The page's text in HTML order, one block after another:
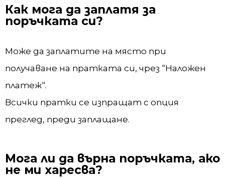
Как мога да заплатя за
поръчката си?
Може да заплатите на място при
получаване на пратката си, чрез “Наложен
платеж“.
Всички пратки се изпращат с опция
преглед, преди заплащане.
Мога ли да върна поръчката, ако
не ми харесва?